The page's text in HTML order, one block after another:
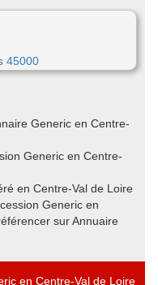
45000
Generic en Centre-
Generic en Centre-
en Centre-Val de Loire
Generic en
sur Annuaire
en Centre-Val de Loire